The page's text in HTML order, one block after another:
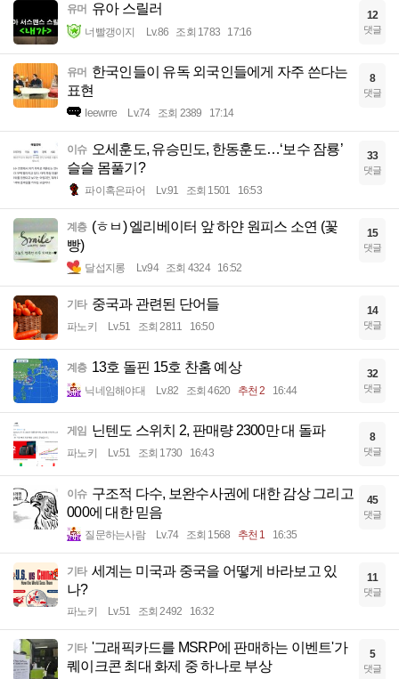
유머 유아 스릴러
너빨갱이지 Lv.86 조회 1783 17:16
12
댓글
유머 한국인들이 유독 외국인들에게 자주 쓴다는
표현
Ieewrre Lv.74 조회 2389 17:14
8
댓글
이슈 오세훈도, 유승민도, 한동훈도…‘보수 잠룡’
슬슬 몸풀기?
파이혹은파어 Lv.91 조회 1501 16:53
33
댓글
계층 (ㅎㅂ) 엘리베이터 앞 하얀 원피스 소연 (꽃
빵)
달섭지롱 Lv.94 조회 4324 16:52
15
댓글
기타 중국과 관련된 단어들
파노키 Lv.51 조회 2811 16:50
14
댓글
계층 13호 돌핀 15호 찬홈 예상
닉네임해야대 Lv.82 조회 4620 추천 2 16:44
32
댓글
게임 닌텐도 스위치 2, 판매량 2300만 대 돌파
파노키 Lv.51 조회 1730 16:43
8
댓글
이슈 구조적 다수, 보완수사권에 대한 감상 그리고
000에 대한 믿음
질문하는사람 Lv.74 조회 1568 추천 1 16:35
45
댓글
기타 세계는 미국과 중국을 어떻게 바라보고 있
나?
파노키 Lv.51 조회 2492 16:32
11
댓글
기타 '그래픽카드를 MSRP에 판매하는 이벤트'가
퀘이크콘 최대 화제 중 하나로 부상
5
댓글